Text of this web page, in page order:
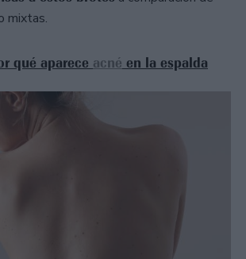
mixtas.
qué aparece acné en la espalda